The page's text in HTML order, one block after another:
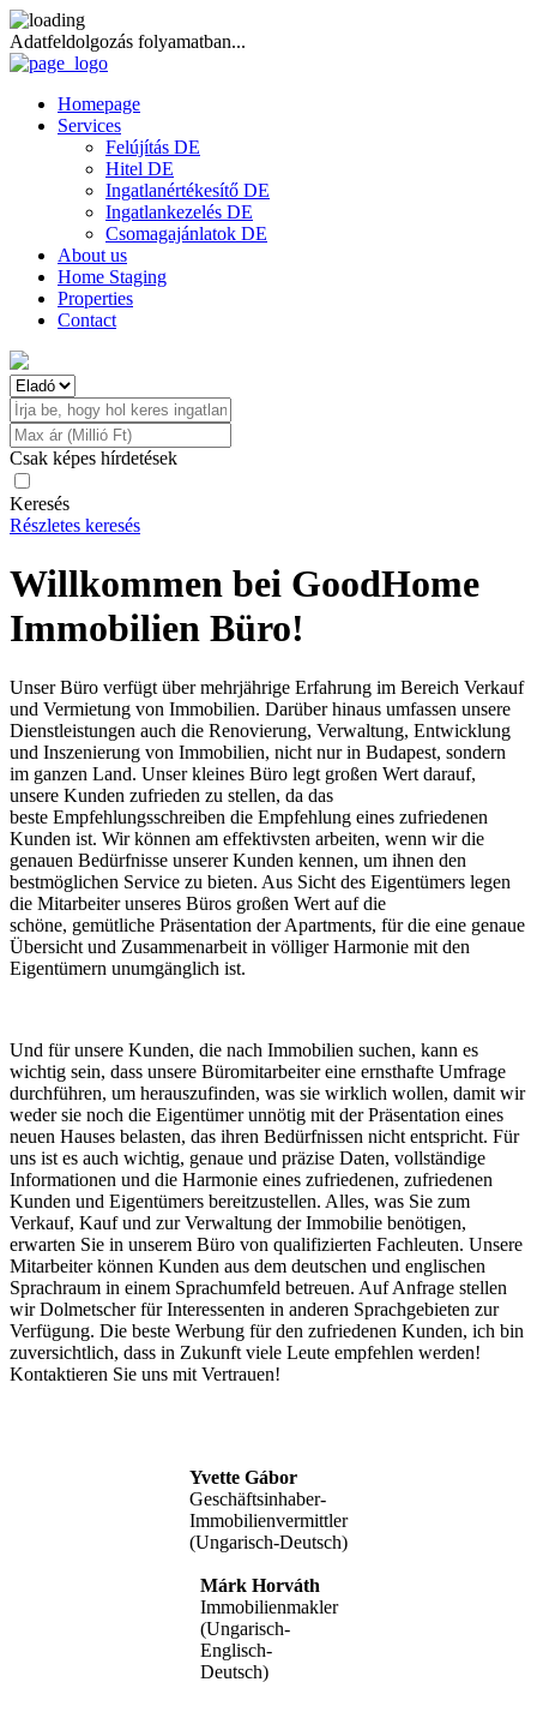
Adatfeldolgozás folyamatban...
Homepage
Services
Felújítás DE
Hitel DE
Ingatlanértékesítő DE
Ingatlankezelés DE
Csomagajánlatok DE
About us
Home Staging
Properties
Contact
Csak képes hírdetések
Keresés
Részletes keresés
Willkommen bei GoodHome
Immobilien Büro!
Unser Büro verfügt über mehrjährige Erfahrung im Bereich Verkauf
und Vermietung von Immobilien. Darüber hinaus umfassen unsere
Dienstleistungen auch die Renovierung, Verwaltung, Entwicklung
und Inszenierung von Immobilien, nicht nur in Budapest, sondern
im ganzen Land. Unser kleines Büro legt großen Wert darauf,
unsere Kunden zufrieden zu stellen, da das
beste Empfehlungsschreiben die Empfehlung eines zufriedenen
Kunden ist. Wir können am effektivsten arbeiten, wenn wir die
genauen Bedürfnisse unserer Kunden kennen, um ihnen den
bestmöglichen Service zu bieten. Aus Sicht des Eigentümers legen
die Mitarbeiter unseres Büros großen Wert auf die
schöne, gemütliche Präsentation der Apartments, für die eine genaue
Übersicht und Zusammenarbeit in völliger Harmonie mit den
Eigentümern unumgänglich ist.
Und für unsere Kunden, die nach Immobilien suchen, kann es
wichtig sein, dass unsere Büromitarbeiter eine ernsthafte Umfrage
durchführen, um herauszufinden, was sie wirklich wollen, damit wir
weder sie noch die Eigentümer unnötig mit der Präsentation eines
neuen Hauses belasten, das ihren Bedürfnissen nicht entspricht. Für
uns ist es auch wichtig, genaue und präzise Daten, vollständige
Informationen und die Harmonie eines zufriedenen, zufriedenen
Kunden und Eigentümers bereitzustellen. Alles, was Sie zum
Verkauf, Kauf und zur Verwaltung der Immobilie benötigen,
erwarten Sie in unserem Büro von qualifizierten Fachleuten. Unsere
Mitarbeiter können Kunden aus dem deutschen und englischen
Sprachraum in einem Sprachumfeld betreuen. Auf Anfrage stellen
wir Dolmetscher für Interessenten in anderen Sprachgebieten zur
Verfügung. Die beste Werbung für den zufriedenen Kunden, ich bin
zuversichtlich, dass in Zukunft viele Leute empfehlen werden!
Kontaktieren Sie uns mit Vertrauen!
Yvette Gábor
Geschäftsinhaber-
Immobilienvermittler
(Ungarisch-Deutsch)
Márk Horváth
Immobilienmakler
(Ungarisch-
Englisch-
Deutsch)